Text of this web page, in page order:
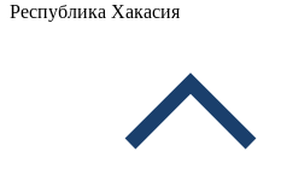
Республика Хакасия